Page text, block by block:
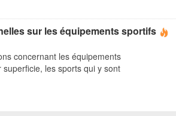
sur les équipements sportifs
concernant les équipements
les sports qui y sont